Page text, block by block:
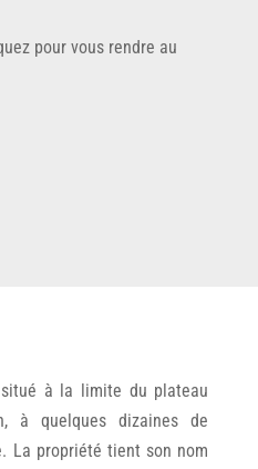
pour vous rendre au
à la limite du plateau
à quelques dizaines de
La propriété tient son nom